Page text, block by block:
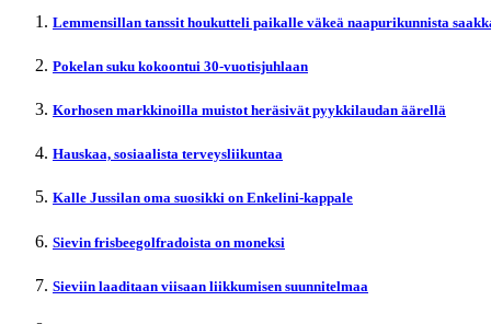
Lemmensillan tanssit houkutteli paikalle väkeä naapurikunnista
Pokelan suku kokoontui 30-vuotisjuhlaan
Korhosen markkinoilla muistot heräsivät pyykkilaudan äärellä
Hauskaa, sosiaalista terveysliikuntaa
Kalle Jussilan oma suosikki on Enkelini-kappale
Sievin frisbeegolfradoista on moneksi
Sieviin laaditaan viisaan liikkumisen suunnitelmaa